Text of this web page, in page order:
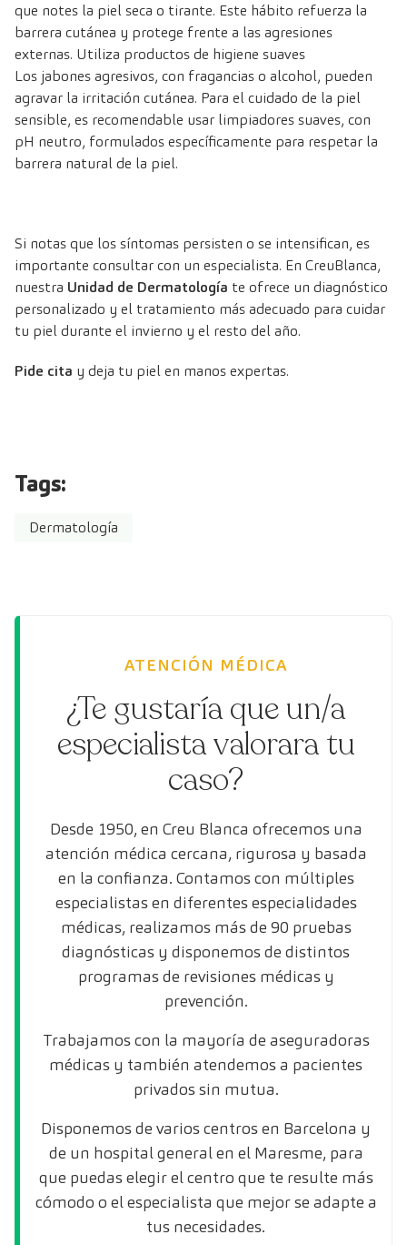
que notes la piel seca o tirante. Este hábito refuerza la
barrera cutánea y protege frente a las agresiones
externas. Utiliza productos de higiene suaves
Los jabones agresivos, con fragancias o alcohol, pueden
agravar la irritación cutánea. Para el cuidado de la piel
sensible, es recomendable usar limpiadores suaves, con
pH neutro, formulados específicamente para respetar la
barrera natural de la piel.
Si notas que los síntomas persisten o se intensifican, es
importante consultar con un especialista. En CreuBlanca,
nuestra Unidad de Dermatología te ofrece un diagnóstico
personalizado y el tratamiento más adecuado para cuidar
tu piel durante el invierno y el resto del año.
Pide cita y deja tu piel en manos expertas.
Tags:
Dermatología
ATENCIÓN MÉDICA
¿Te gustaría que un/a
especialista valorara tu
caso?
Desde 1950, en Creu Blanca ofrecemos una
atención médica cercana, rigurosa y basada
en la confianza. Contamos con múltiples
especialistas en diferentes especialidades
médicas, realizamos más de 90 pruebas
diagnósticas y disponemos de distintos
programas de revisiones médicas y
prevención.
Trabajamos con la mayoría de aseguradoras
médicas y también atendemos a pacientes
privados sin mutua.
Disponemos de varios centros en Barcelona y
de un hospital general en el Maresme, para
que puedas elegir el centro que te resulte más
cómodo o el especialista que mejor se adapte a
tus necesidades.